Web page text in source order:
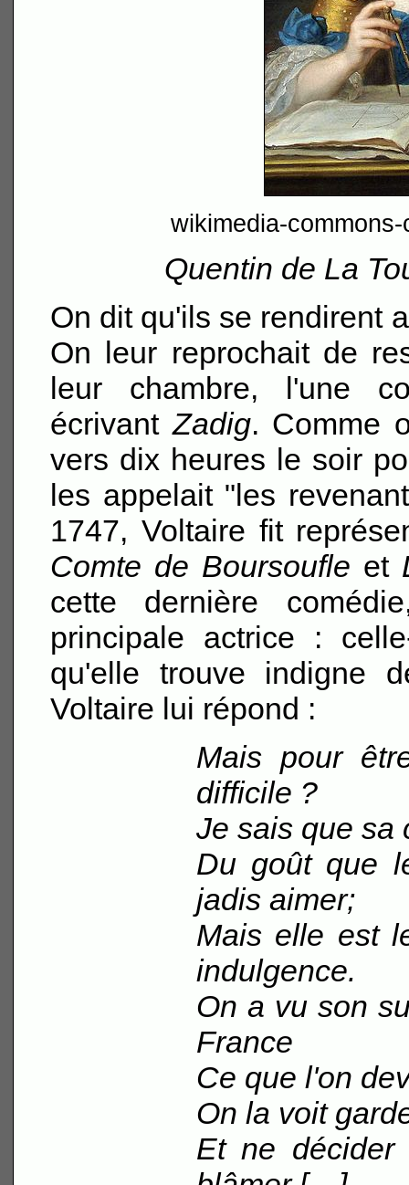
wikimedia-
Quentin de La
On dit qu'ils se rendirent
On leur reprochait de
leur chambre, l'une
écrivantZadig. Comme
vers dix heures le soir
les appelait "les
1747, Voltaire fit
Comte de Boursoufle et
cette dernière
principale actrice :
qu'elle trouve indigne
Voltaire lui répond :
Mais pour
difficile ?
Je sais que sa
Du goût que
jadis aimer;
Mais elle est
indulgence.
On a vu son
France
Ce que l'on
On la voit
Et ne décider